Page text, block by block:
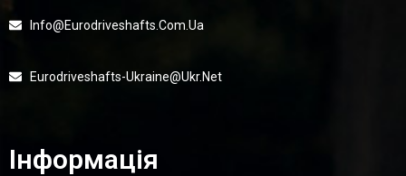
Info@eurodriveshafts.com.ua
Eurodriveshafts-Ukraine@ukr.net
Інформація